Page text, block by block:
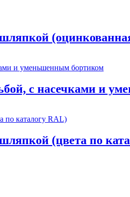
с насечками и
(цвета по